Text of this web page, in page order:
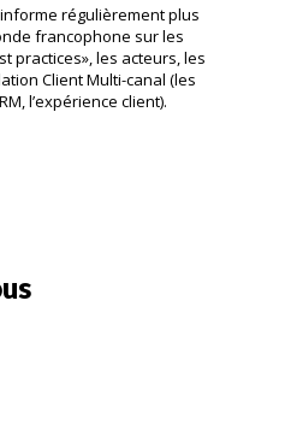
régulièrement plus
francophone sur les
practices», les acteurs, les
Client Multi-canal (les
l’expérience client).